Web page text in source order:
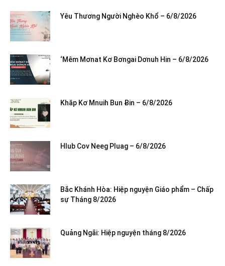
Yêu Thương Người Nghèo Khổ – 6/8/2026
‘Mêm Mơnat Kơ Bơngai Dơnuh Hin – 6/8/2026
Khăp Kơ Mnuih Bun Ƀin – 6/8/2026
Hlub Cov Neeg Pluag – 6/8/2026
Bắc Khánh Hòa: Hiệp nguyện Giáo phẩm – Chấp
sự Tháng 8/2026
Quảng Ngãi: Hiệp nguyện tháng 8/2026